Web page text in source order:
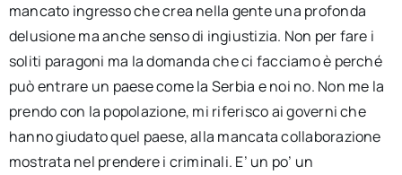
mancato ingresso che crea nella gente una profonda
delusione ma anche senso di ingiustizia. Non per fare i
soliti paragoni ma la domanda che ci facciamo è perché
può entrare un paese come la Serbia e noi no. Non me la
prendo con la popolazione, mi riferisco ai governi che
hanno giudato quel paese, alla mancata collaborazione
mostrata nel prendere i criminali. E’ un po’ un